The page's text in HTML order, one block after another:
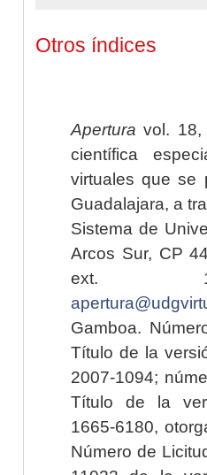
Otros índices
Apertura vol. 18,
científica
virtuales que se
Guadalajara, a
Sistema de
Arcos Sur, CP
ext.
Gamboa.
Título de la
2007-1094;
Título de la
1665-6180,
Número de